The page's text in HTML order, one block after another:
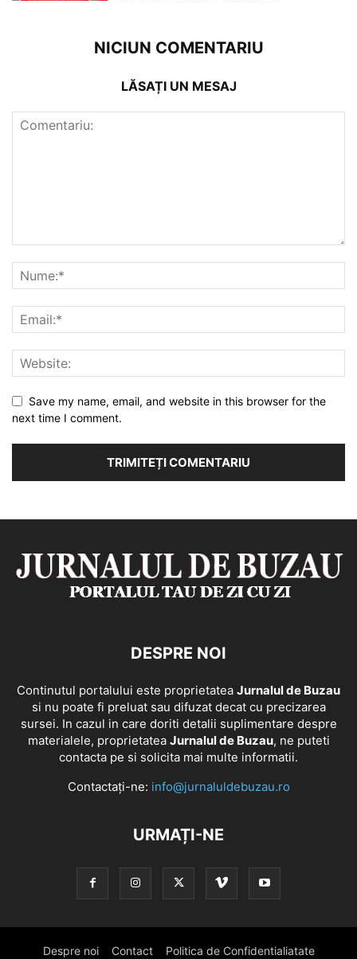
NICIUN COMENTARIU
LĂSAȚI UN MESAJ
Save my name, email, and website in this browser for the
next time I comment.
DESPRE NOI
Continutul portalului este proprietatea Jurnalul de Buzau
si nu poate fi preluat sau difuzat decat cu precizarea
sursei. In cazul in care doriti detalii suplimentare despre
materialele, proprietatea Jurnalul de Buzau, ne puteti
contacta pe si solicita mai multe informatii.
Contactați-ne: info@jurnaluldebuzau.ro
URMAȚI-NE
Despre noi Contact Politica de Confidentialiatate